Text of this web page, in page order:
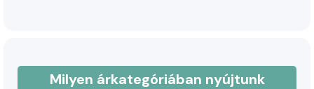
Milyen árkategóriában nyújtunk